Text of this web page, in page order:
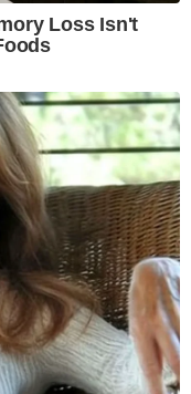
Loss Isn't